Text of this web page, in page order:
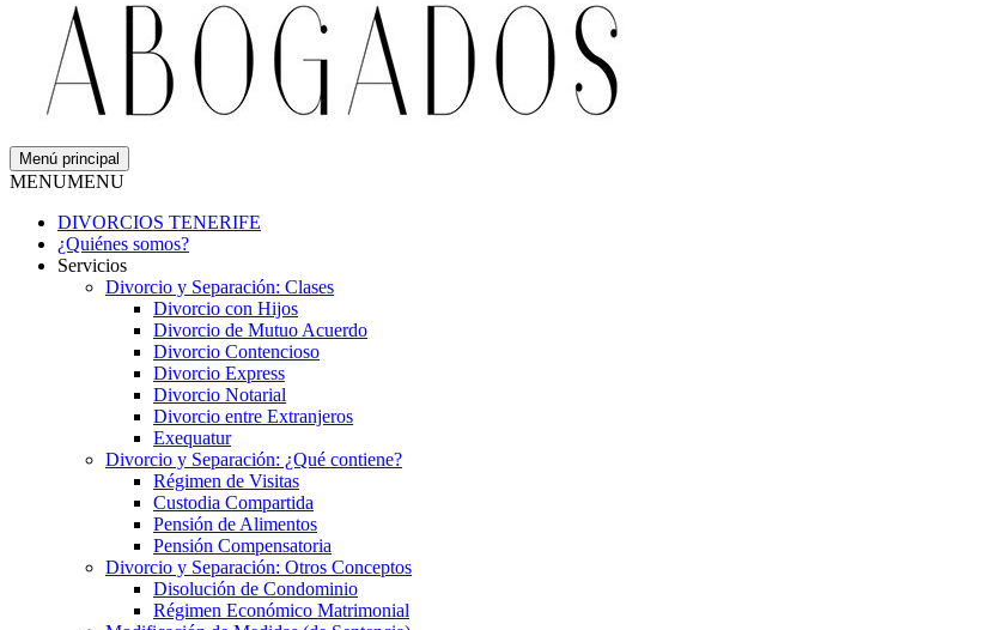
Menú principal
MENUMENU
DIVORCIOS TENERIFE
¿Quiénes somos?
Servicios
Divorcio y Separación: Clases
Divorcio con Hijos
Divorcio de Mutuo Acuerdo
Divorcio Contencioso
Divorcio Express
Divorcio Notarial
Divorcio entre Extranjeros
Exequatur
Divorcio y Separación: ¿Qué contiene?
Régimen de Visitas
Custodia Compartida
Pensión de Alimentos
Pensión Compensatoria
Divorcio y Separación: Otros Conceptos
Disolución de Condominio
Régimen Económico Matrimonial